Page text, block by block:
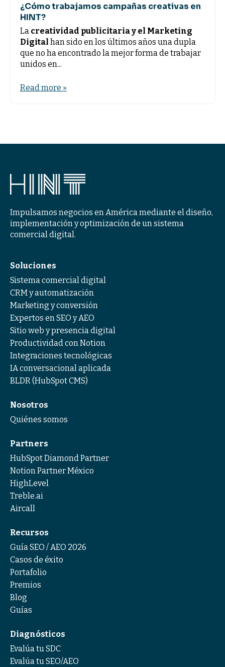
¿Cómo trabajamos campañas creativas en
HINT?
La creatividad publicitaria y el Marketing
Digital han sido en los últimos años una dupla
que no ha encontrado la mejor forma de trabajar
unidos en...
Read more »
Impulsamos negocios en América mediante el diseño,
implementación y optimización de un sistema
comercial digital.
Soluciones
Sistema comercial digital
CRM y automatización
Marketing y conversión
Expertos en SEO y AEO
Sitio web y presencia digital
Productividad con Notion
Integraciones tecnológicas
IA conversacional aplicada
BLDR (HubSpot CMS)
Nosotros
Quiénes somos
Partners
HubSpot Diamond Partner
Notion Partner México
HighLevel
Treble.ai
Aircall
Recursos
Guía SEO / AEO 2026
Casos de éxito
Portafolio
Premios
Blog
Guías
Diagnósticos
Evalúa tu SDC
Evalúa tu SEO/AEO